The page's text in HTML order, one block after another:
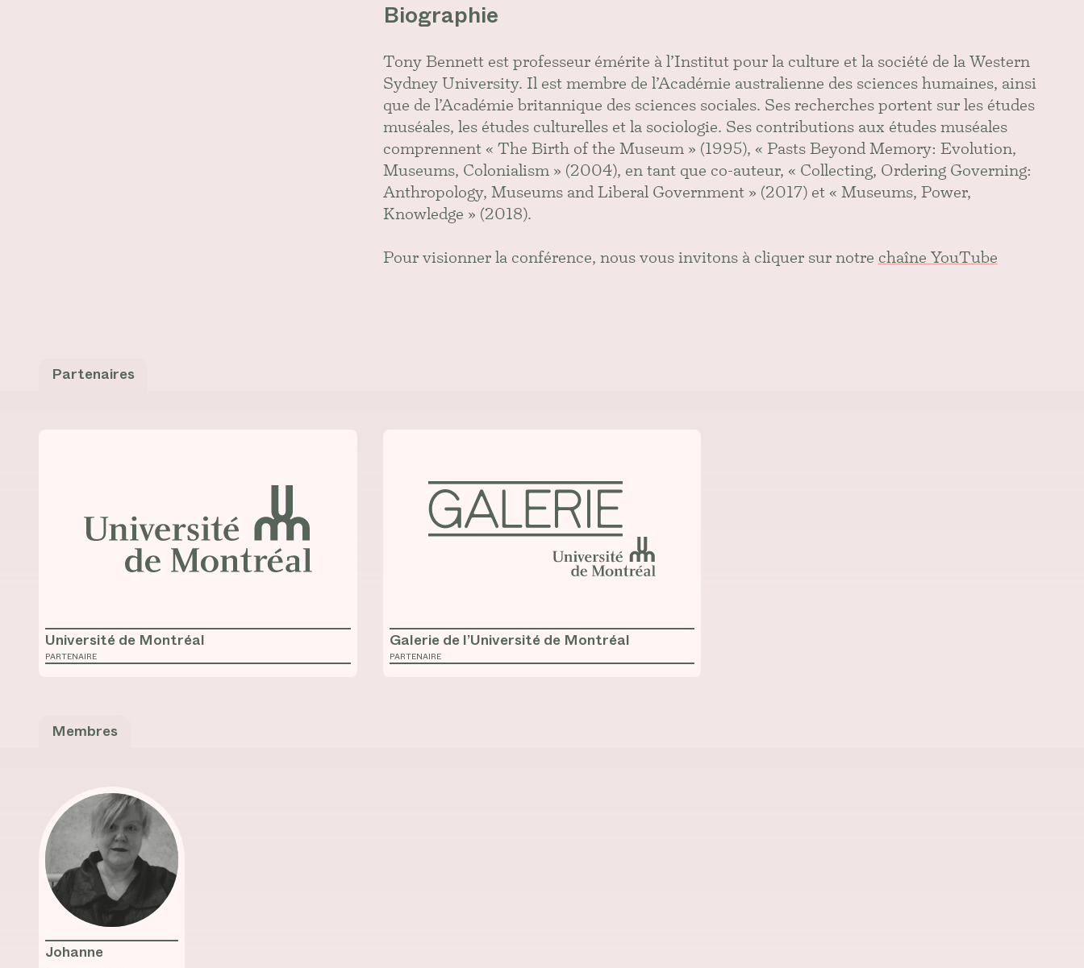
Biographie
Tony Bennett est professeur émérite à l’Institut pour la culture et la société de la Western
Sydney University. Il est membre de l’Académie australienne des sciences humaines, ainsi
que de l’Académie britannique des sciences sociales. Ses recherches portent sur les études
muséales, les études culturelles et la sociologie. Ses contributions aux études muséales
comprennent « The Birth of the Museum » (1995), « Pasts Beyond Memory: Evolution,
Museums, Colonialism » (2004), en tant que co-auteur, « Collecting, Ordering Governing:
Anthropology, Museums and Liberal Government » (2017) et « Museums, Power,
Knowledge » (2018).
Pour visionner la conférence, nous vous invitons à cliquer sur notre chaîne YouTube
Partenaires
Université de Montréal
PARTENAIRE
Galerie de l’Université de Montréal
PARTENAIRE
Membres
Johanne Lamoureux
Johanne